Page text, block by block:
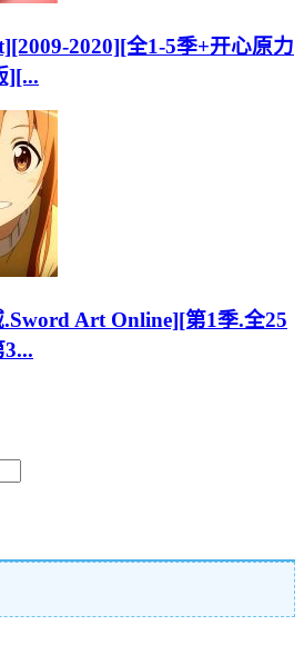
2020][全1-5季+开心原力
][...
Art Online][第1季.全25